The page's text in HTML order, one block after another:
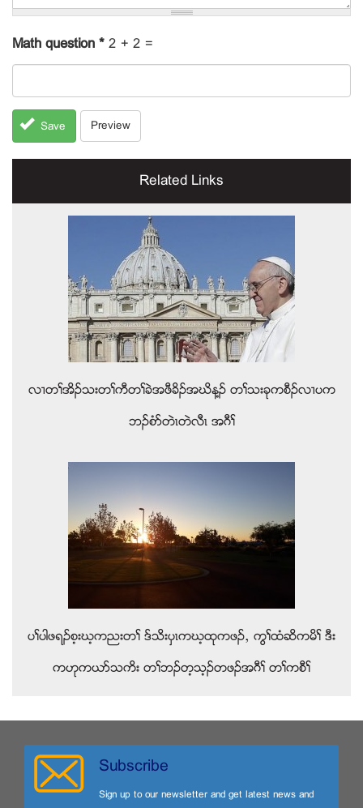
Math question * 2 + 2 =
Save Preview
Related Links
လ႕တႈအိဥသးတႈကီတႈခဲအဖီခိဥအဃိန႔ဥ တႈသးခုကစီဥလ႕ပက
ဘဥစံဏတဲၚတဲလီၚ အဂီႈ
ပႈပါဖရဥစ့းဃ့ကညးတႈ ဒ္သိးပွၚကဃ့ထုကဖဥယ ကြႈထံဆိကမိႈ ဒီး
ကဟုကဎဏသကိး တႈဘဥတ့သ့ဥတဖဥအဂီႈ တႈကစီႈ
Subscribe
Sign up to our newsletter and get latest news and